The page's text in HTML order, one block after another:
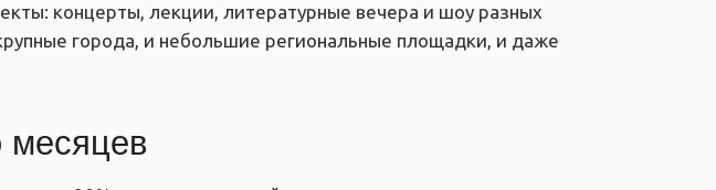
концерты, лекции, литературные вечера и шоу разных
города, и небольшие региональные площадки, и даже
месяцев